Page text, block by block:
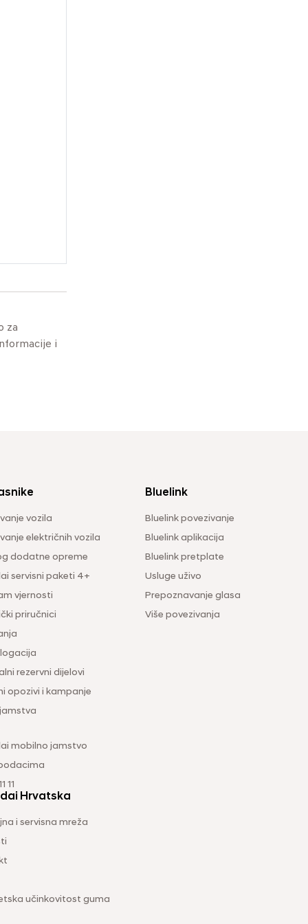
za
i
vozila
električnih vozila
dodatne opreme
servisni paketi 4+
vjernosti
priručnici
rezervni dijelovi
opozivi i kampanje
mobilno jamstvo
11
Bluelink
Bluelink povezivanje
Bluelink aplikacija
Bluelink pretplate
Usluge uživo
Prepoznavanje glasa
Više povezivanja
Hrvatska
i servisna mreža
učinkovitost guma